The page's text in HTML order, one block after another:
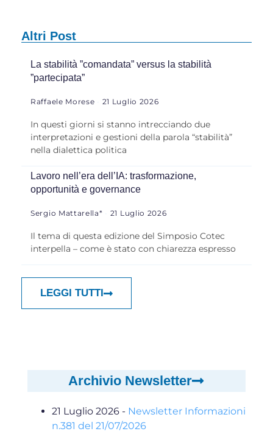
Altri Post
La stabilità ”comandata” versus la stabilità
”partecipata”
Raffaele Morese 21 Luglio 2026
In questi giorni si stanno intrecciando due
interpretazioni e gestioni della parola “stabilità”
nella dialettica politica
Lavoro nell’era dell’IA: trasformazione,
opportunità e governance
Sergio Mattarella* 21 Luglio 2026
Il tema di questa edizione del Simposio Cotec
interpella – come è stato con chiarezza espresso
LEGGI TUTTI
Archivio Newsletter
21 Luglio 2026 - Newsletter Informazioni
n.381 del 21/07/2026